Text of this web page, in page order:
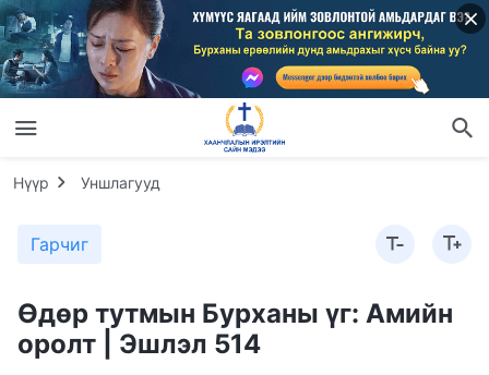
Нүүр Уншлагууд
Гарчиг
Өдөр тутмын Бурханы үг: Амийн
оролт | Эшлэл 514